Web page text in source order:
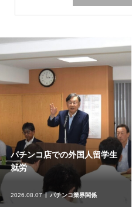
映画『ルートヴィヒ』
2026.08.05 映画、ドラマ